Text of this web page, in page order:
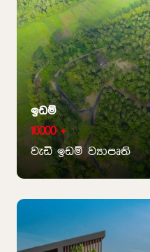
ඉඩම්
10000 +
වැඩි ඉඩම් ව්‍යාපෘති